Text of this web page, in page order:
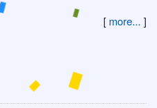
[ more... ]